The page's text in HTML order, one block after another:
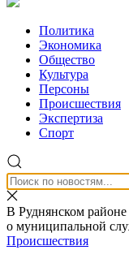
Политика
Экономика
Общество
Культура
Персоны
Происшествия
Экспертиза
Спорт
В Руднянском районе
о муниципальной
Происшествия